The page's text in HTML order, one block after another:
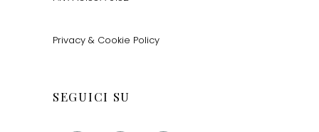
Privacy & Cookie Policy
SEGUICI SU